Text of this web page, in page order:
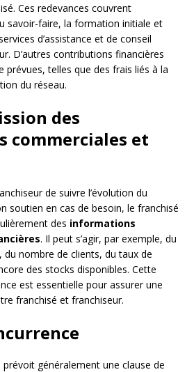
Ces redevances couvrent
savoir-faire, la formation initiale et
d’assistance et de conseil
D’autres contributions financières
prévues, telles que des frais liés à la
du réseau.
des
commerciales et
de suivre l’évolution du
soutien en cas de besoin, le franchisé
des informations
. Il peut s’agir, par exemple, du
du nombre de clients, du taux de
des stocks disponibles. Cette
est essentielle pour assurer une
franchisé et franchiseur.
généralement une clause de